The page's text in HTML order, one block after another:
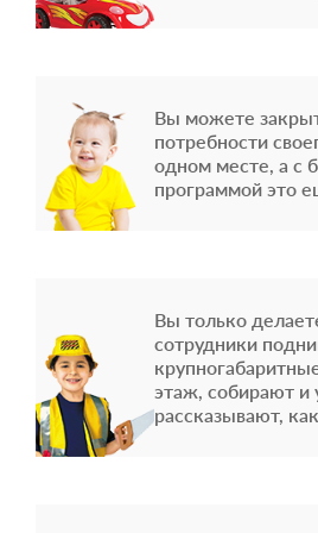
Вы можете
потребности
одном месте, а с
программой это
Вы только
сотрудники
этаж, собирают и
рассказывают,